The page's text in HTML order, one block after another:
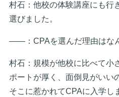
村石：他校の体験講座にも行
選びました。
――：CPAを選んだ理由はな
村石：規模が他校に比べて小
ポートが厚く、面倒見がいい
そこに惹かれてCPAに入学し